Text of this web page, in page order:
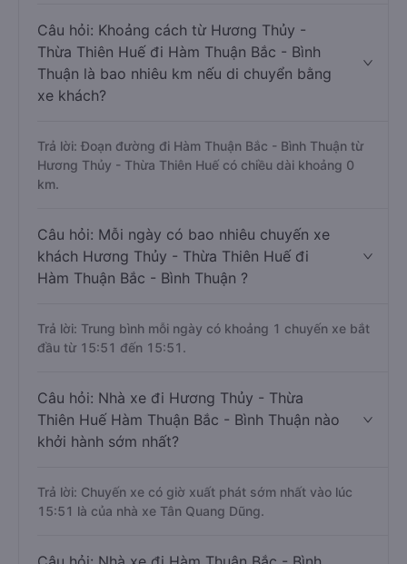
Câu hỏi: Khoảng cách từ Hương Thủy -
Thừa Thiên Huế đi Hàm Thuận Bắc - Bình
Thuận là bao nhiêu km nếu di chuyển bằng
xe khách?
Trả lời: Đoạn đường đi Hàm Thuận Bắc - Bình Thuận từ
Hương Thủy - Thừa Thiên Huế có chiều dài khoảng 0
km.
Câu hỏi: Mỗi ngày có bao nhiêu chuyến xe
khách Hương Thủy - Thừa Thiên Huế đi
Hàm Thuận Bắc - Bình Thuận ?
Trả lời: Trung bình mỗi ngày có khoảng 1 chuyến xe bắt
đầu từ 15:51 đến 15:51.
Câu hỏi: Nhà xe đi Hương Thủy - Thừa
Thiên Huế Hàm Thuận Bắc - Bình Thuận nào
khởi hành sớm nhất?
Trả lời: Chuyến xe có giờ xuất phát sớm nhất vào lúc
15:51 là của nhà xe Tân Quang Dũng.